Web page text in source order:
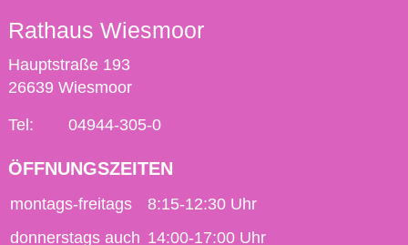
Rathaus Wiesmoor
Hauptstraße 193
26639 Wiesmoor
Tel: 04944-305-0
ÖFFNUNGSZEITEN
montags-freitags
8:15-12:30 Uhr
donnerstags auch 14:00-17:00 Uhr